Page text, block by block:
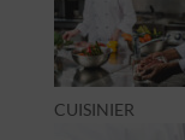
CUISINIER